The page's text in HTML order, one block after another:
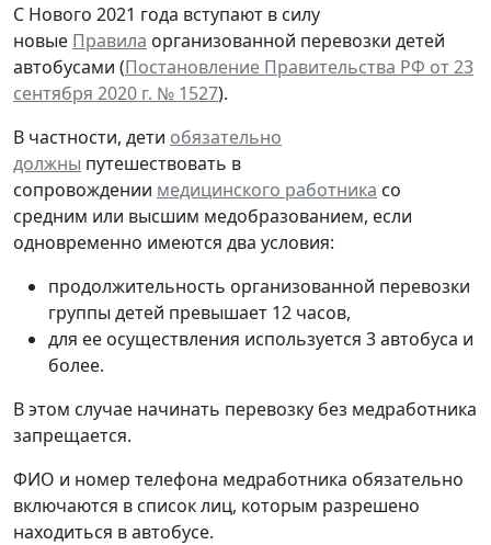
С Нового 2021 года вступают в силу
новые Правила организованной перевозки детей
автобусами (Постановление Правительства РФ от 23
сентября 2020 г. № 1527).
В частности, дети обязательно
должны путешествовать в
сопровождении медицинского работника со
средним или высшим медобразованием, если
одновременно имеются два условия:
продолжительность организованной перевозки
группы детей превышает 12 часов,
для ее осуществления используется 3 автобуса и
более.
В этом случае начинать перевозку без медработника
запрещается.
ФИО и номер телефона медработника обязательно
включаются в список лиц, которым разрешено
находиться в автобусе.